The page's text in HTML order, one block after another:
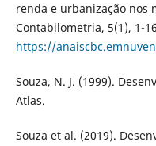
renda e urbanização nos
Contabilometria, 5(1), 1-
https://
Souza, N. J. (1999).
Atlas.
Souza et al. (2019).